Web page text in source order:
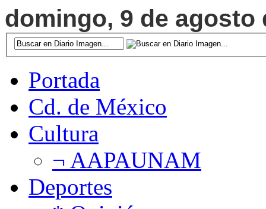
domingo, 9 de agosto
Portada
Cd. de México
Cultura
¬ AAPAUNAM
Deportes